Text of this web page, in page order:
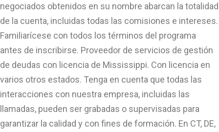
negociados obtenidos en su nombre abarcan la totalidad
de la cuenta, incluidas todas las comisiones e intereses.
Familiarícese con todos los términos del programa
antes de inscribirse. Proveedor de servicios de gestión
de deudas con licencia de Mississippi. Con licencia en
varios otros estados. Tenga en cuenta que todas las
interacciones con nuestra empresa, incluidas las
llamadas, pueden ser grabadas o supervisadas para
garantizar la calidad y con fines de formación. En CT, DE,